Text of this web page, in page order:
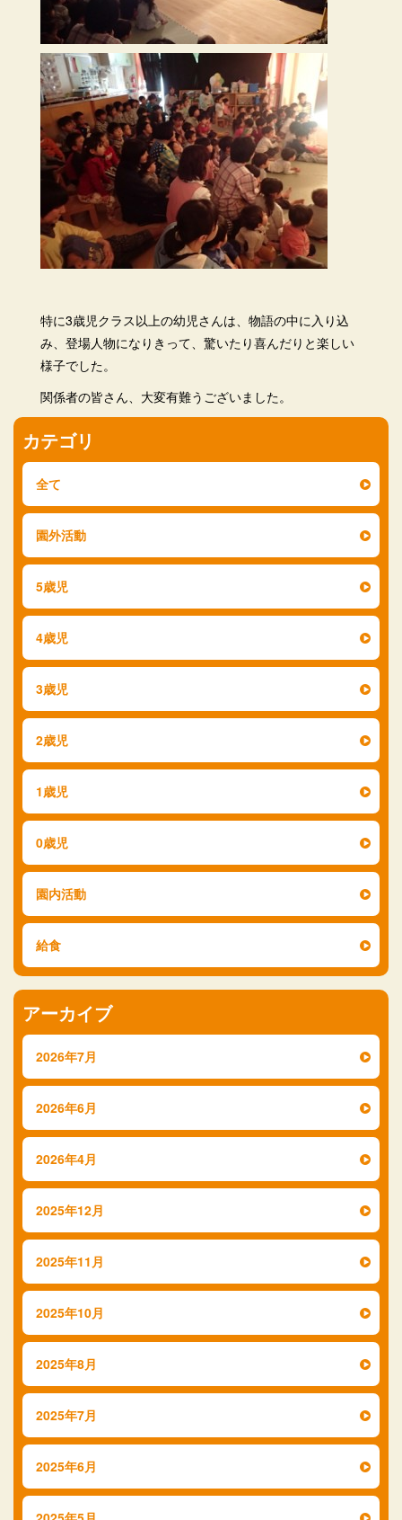
特に3歳児クラス以上の幼児さんは、物語の中に入り込
み、登場人物になりきって、驚いたり喜んだりと楽しい
様子でした。
関係者の皆さん、大変有難うございました。
カテゴリ
全て
園外活動
5歳児
4歳児
3歳児
2歳児
1歳児
0歳児
園内活動
給食
アーカイブ
2026年7月
2026年6月
2026年4月
2025年12月
2025年11月
2025年10月
2025年8月
2025年7月
2025年6月